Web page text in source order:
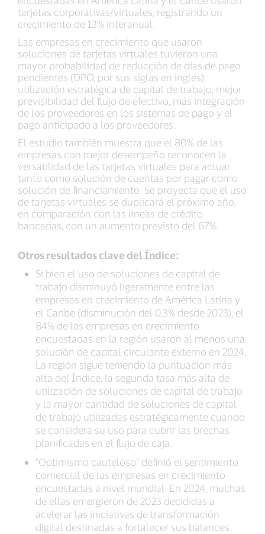
tarjetas corporativas/virtuales, registrando un
crecimiento de 13% interanual.
Las empresas en crecimiento que usaron
soluciones de tarjetas virtuales tuvieron una
mayor probabilidad de reducción de días de pago
pendientes (DPO, por sus siglas en inglés),
utilización estratégica de capital de trabajo, mejor
previsibilidad del flujo de efectivo, más integración
de los proveedores en los sistemas de pago y el
pago anticipado a los proveedores.
El estudio también muestra que el 80% de las
empresas con mejor desempeño reconocen la
versatilidad de las tarjetas virtuales para actuar
tanto como solución de cuentas por pagar como
solución de financiamiento. Se proyecta que el uso
de tarjetas virtuales se duplicará el próximo año,
en comparación con las líneas de crédito
bancarias, con un aumento previsto del 67%.
Otros resultados clave del Índice:
Si bien el uso de soluciones de capital de
trabajo disminuyó ligeramente entre las
empresas en crecimiento de América Latina y
el Caribe (disminución del 0,3% desde 2023), el
84% de las empresas en crecimiento
encuestadas en la región usaron al menos una
solución de capital circulante externo en 2024.
La región sigue teniendo la puntuación más
alta del Índice, la segunda tasa más alta de
utilización de soluciones de capital de trabajo
y la mayor cantidad de soluciones de capital
de trabajo utilizadas estratégicamente cuando
se considera su uso para cubrir las brechas
planificadas en el flujo de caja.
“Optimismo cauteloso” definió el sentimiento
comercial de las empresas en crecimiento
encuestadas a nivel mundial. En 2024, muchas
de ellas emergieron de 2023 decididas a
acelerar las iniciativas de transformación
digital destinadas a fortalecer sus balances.